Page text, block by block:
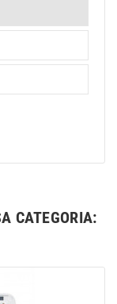
CATEGORIA: